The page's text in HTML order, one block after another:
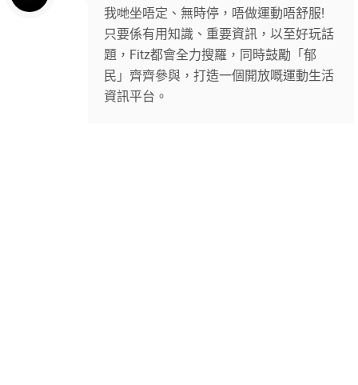
我哋坐唔定、無時停，唔做運動唔舒服!
只要係有用知識、重要資訊，以至好玩話
題，Fitz都會全力搜羅，同時鼓勵「郁
民」齊齊參與，打造一個開放嘅運動生活
資訊平台。